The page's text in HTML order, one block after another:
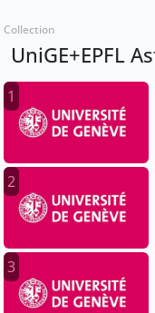
Collection
UniGE+EPFL
1
2
3